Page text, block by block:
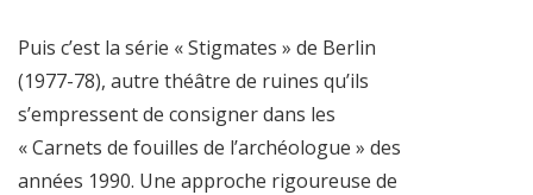
Puis c’est la série « Stigmates » de Berlin
(1977-78), autre théâtre de ruines qu’ils
s’empressent de consigner dans les
« Carnets de fouilles de l’archéologue » des
années 1990. Une approche rigoureuse de